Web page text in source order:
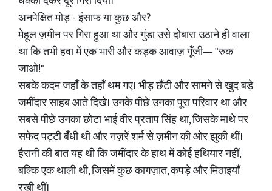
अनपेक्षित मोड़ - इंसाफ या कुछ और?
मेहूल ज़मीन पर गिरा हुआ था और गुंडा उसे दोबारा उठाने ही वाला
था कि तभी हवा में एक भारी और कड़क आवाज़ गूँजी— "रुक
जाओ!"
सबके कदम जहाँ के तहाँ थम गए। भीड़ छँटी और सामने से खुद बड़े
जमींदार साहब आते दिखे। उनके पीछे उनका पूरा परिवार था और
सबसे पीछे उनका छोटा भाई वीर प्रताप सिंह था, जिसके माथे पर
सफेद पट्टी बँधी थी और नज़रें शर्म से ज़मीन की ओर झुकी थीं।
हैरानी की बात यह थी कि जमींदार के हाथ में कोई हथियार नहीं,
बल्कि एक थाली थी, जिसमें कुछ कागज़ात, कपड़े और मिठाइयाँ